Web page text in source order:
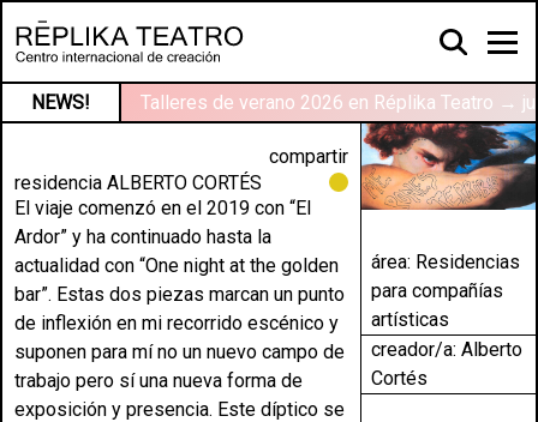
NEWS! Talleres de verano 2026 en Réplika Teatro →
compartir
residencia ALBERTO CORTÉS
El viaje comenzó en el 2019 con “El
Ardor” y ha continuado hasta la
actualidad con “One night at the golden
bar”. Estas dos piezas marcan un punto
de inflexión en mi recorrido escénico y
suponen para mí no un nuevo campo de
trabajo pero sí una nueva forma de
exposición y presencia. Este díptico se
área: Residencias
para compañías
artísticas
creador/a: Alberto
Cortés